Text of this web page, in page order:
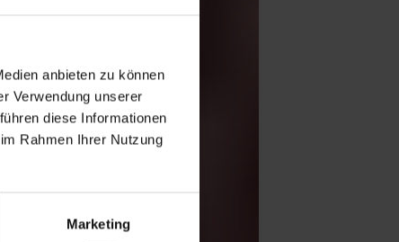
anbieten zu können
Verwendung unserer
diese Informationen
Rahmen Ihrer Nutzung
Marketing